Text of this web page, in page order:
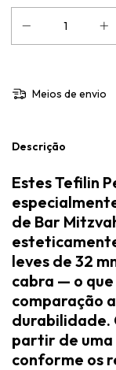
Meios de envio
Descrição
EstesTefilin
de Bar
leves de 32
cabra — o que
comparação
durabilidade.
partir de
conforme os